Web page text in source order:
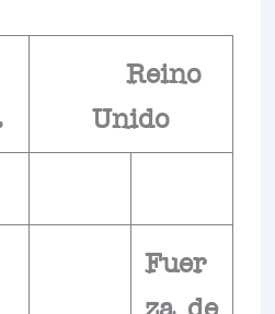
Reino
Unido
Fuer
za de